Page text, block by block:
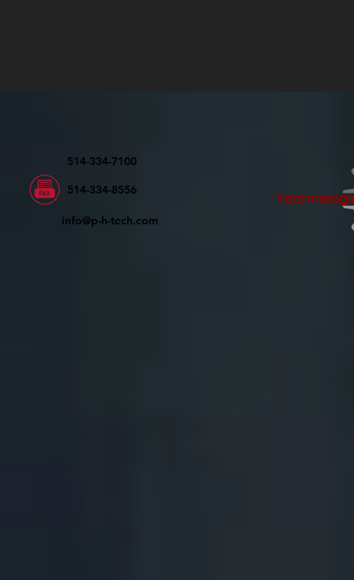
514-334-7100
info@p-h-tech.com
514-334-8556